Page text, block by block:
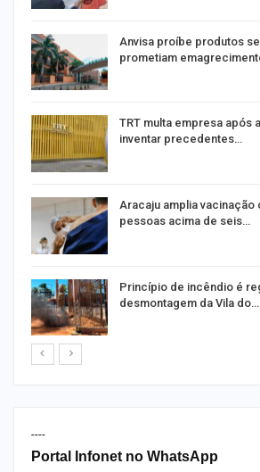
Anvisa proíbe produtos
prometiam
TRT multa empresa após
inventar precedentes…
Aracaju amplia
pessoas acima de seis…
Princípio de incêndio é
desmontagem da Vila do…
----
Portal Infonet no WhatsApp